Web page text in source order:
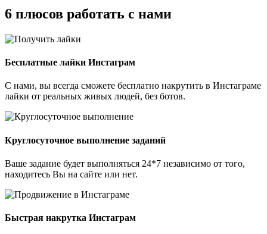
6 плюсов работать с нами
Бесплатные лайки Инстаграм
С нами, вы всегда сможете бесплатно накрутить в Инстаграме
лайки от реальных живых людей, без ботов.
Круглосуточное выполнение заданий
Ваше задание будет выполняться 24*7 независимо от того,
находитесь Вы на сайте или нет.
Быстрая накрутка Инстаграм